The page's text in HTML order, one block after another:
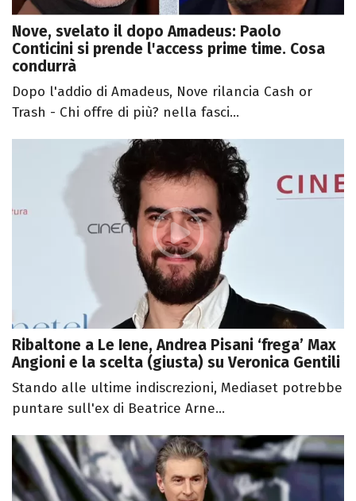
Nove, svelato il dopo Amadeus: Paolo
Conticini si prende l'access prime time. Cosa
condurrà
Dopo l'addio di Amadeus, Nove rilancia Cash or
Trash - Chi offre di più? nella fasci...
Ribaltone a Le Iene, Andrea Pisani ‘frega’ Max
Angioni e la scelta (giusta) su Veronica Gentili
Stando alle ultime indiscrezioni, Mediaset potrebbe
puntare sull'ex di Beatrice Arne...